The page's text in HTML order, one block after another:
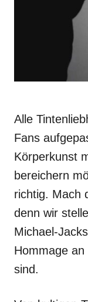
Alle
Fans
Körperkunst
bereichern
richtig. Mach
denn wir
Michael-
Hommage
sind.